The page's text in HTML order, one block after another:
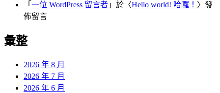
「 一位 WordPress 留言者 」於〈Hello world! 哈囉！ 〉發
佈留言
彙整
2026 年 8 月
2026 年 7 月
2026 年 6 月